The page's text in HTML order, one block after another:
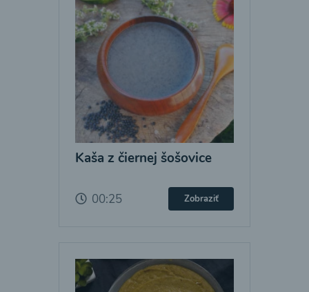
Kaša z čiernej šošovice
00:25 Zobraziť